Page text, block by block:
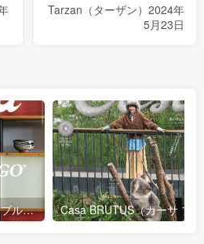
Tarzan（ターザン）2024年
5月23日
Casa BRUTUS（カーサ ブルータス）2026年度合集